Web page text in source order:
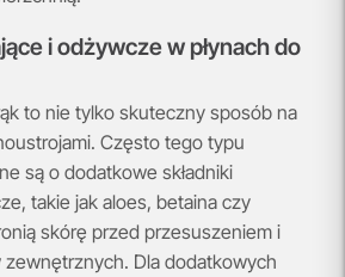
i odżywcze w płynach do
to nie tylko skuteczny sposób na
Często tego typu
są o dodatkowe składniki
takie jak aloes, betaina czy
skórę przed przesuszeniem i
zewnętrznych. Dla dodatkowych